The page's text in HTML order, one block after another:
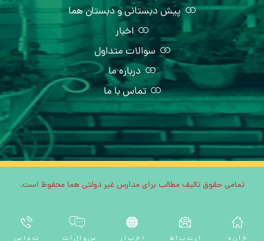
پیش دبستانی و دبستان هما
اخبار
سوالات متداول
درباره ما
تماس با ما
تمامی حقوق تالیف مطالب برای مدارس غیر دولتی هما محفوظ است.
خ ا ن ه ا ر ت ب ا ط ا خ ب ا ر س و ا ل ا ت ت م ا س